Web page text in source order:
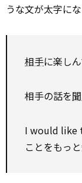
うな文が太字にな
相手に楽し
相手の話を
I would like
ことをもっと